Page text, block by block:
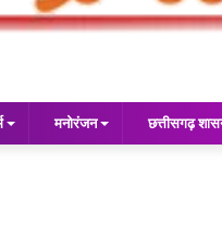
मनोरंजन छत्तीसगढ़